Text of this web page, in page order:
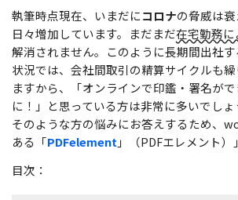
PDFelement Android版
Cloud
PDFelement Cloud
PDF オンラインツール
PDF フォーム
OCR
PDF 整理
PDF 結合
PDF 圧縮
教育向け
iOSユーザー向け
ヘルプ＆リソース
PDFに関するコツ
士業に役立つ
教育現場で活用
確定申告
無料ダウンロード
ログイン
検索
執筆時点現在、いまだにコロナの脅威は
日々増加しています。まだまだ在宅勤務
解消されません。このように長期間出社
状況では、会社間取引の精算サイクルも
ますから、「オンラインで印鑑・署名が
に！」と思っている方は非常に多いでしょ
そのような方の悩みにお答えするため、
ある「PDFelement」（PDFエレメント）
目次：